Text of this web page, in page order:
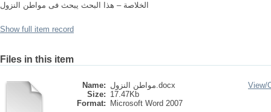
الخلاصة – هذا البحث يبحث فى مواطن النزول
Show full item record
Files in this item
Name:
مواطن النزول.docx
Size: 17.47Kb
Format:
Microsoft Word 2007
View/